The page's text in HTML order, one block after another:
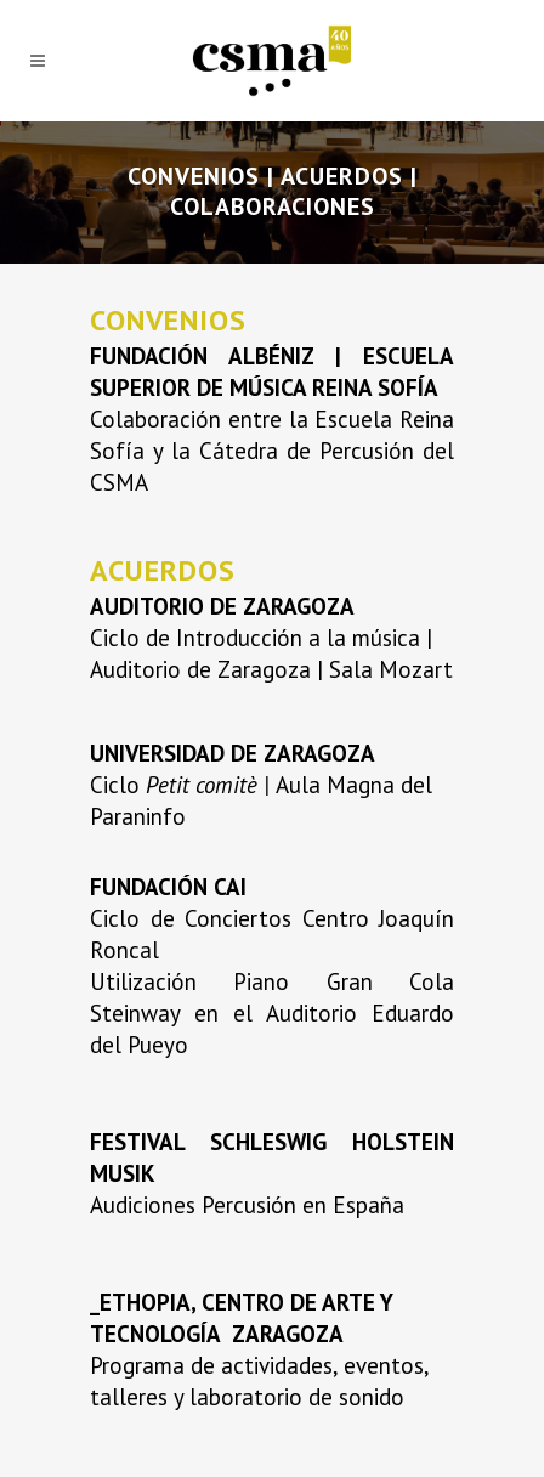
CONVENIOS | ACUERDOS |
COLABORACIONES
CONVENIOS
FUNDACIÓN ALBÉNIZ | ESCUELA
SUPERIOR DE MÚSICA REINA SOFÍA
Colaboración entre la Escuela Reina
Sofía y la Cátedra de Percusión del
CSMA
ACUERDOS
AUDITORIO DE ZARAGOZA
Ciclo de Introducción a la música |
Auditorio de Zaragoza | Sala Mozart
UNIVERSIDAD DE ZARAGOZA
Ciclo Petit comitè | Aula Magna del
Paraninfo
FUNDACIÓN CAI
Ciclo de Conciertos Centro Joaquín
Roncal
Utilización Piano Gran Cola
Steinway en el Auditorio Eduardo
del Pueyo
FESTIVAL SCHLESWIG HOLSTEIN
MUSIK
Audiciones Percusión en España
_ETHOPIA, CENTRO DE ARTE Y
TECNOLOGÍA ZARAGOZA
Programa de actividades, eventos,
talleres y laboratorio de sonido